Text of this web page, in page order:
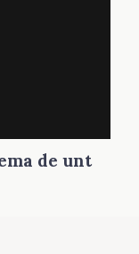
de unt